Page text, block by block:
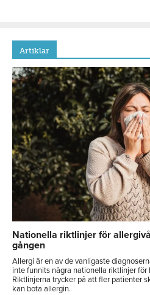
Artiklar
Nationella riktlinjer för
gången
Allergi är en av de vanligaste
inte funnits några nationella riktlinjer för
Riktlinjerna trycker på att fler patienter
kan bota allergin.